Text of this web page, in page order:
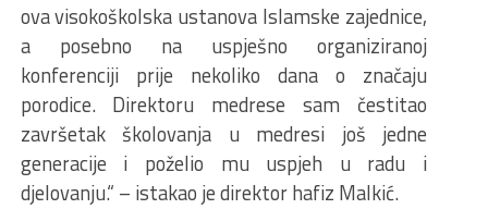
ova visokoškolska ustanova Islamske zajednice,
a posebno na uspješno organiziranoj
konferenciji prije nekoliko dana o značaju
porodice. Direktoru medrese sam čestitao
završetak školovanja u medresi još jedne
generacije i poželio mu uspjeh u radu i
djelovanju.“ – istakao je direktor hafiz Malkić.